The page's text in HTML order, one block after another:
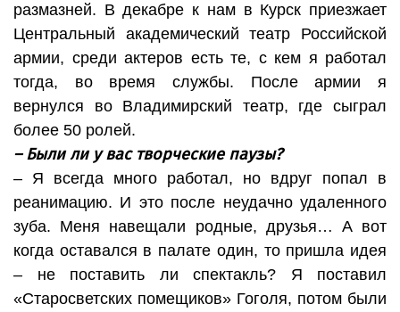
размазней. В декабре к нам в Курск приезжает
Центральный академический театр Российской
армии, среди актеров есть те, с кем я работал
тогда, во время службы. После армии я
вернулся во Владимирский театр, где сыграл
более 50 ролей.
– Были ли у вас творческие паузы?
– Я всегда много работал, но вдруг попал в
реанимацию. И это после неудачно удаленного
зуба. Меня навещали родные, друзья… А вот
когда оставался в палате один, то пришла идея
– не поставить ли спектакль? Я поставил
«Старосветских помещиков» Гоголя, потом были